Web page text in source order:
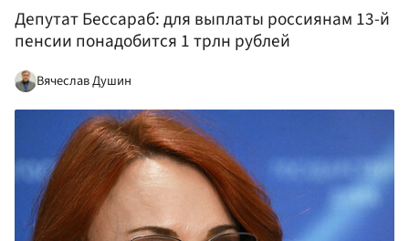
Депутат Бессараб: для выплаты россиянам 13-й
пенсии понадобится 1 трлн рублей
Вячеслав Душин